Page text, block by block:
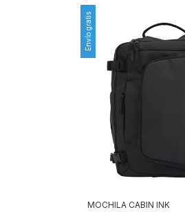
Envío gratis
MOCHILA CABIN INK